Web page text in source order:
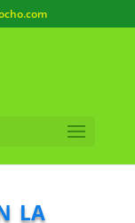
la